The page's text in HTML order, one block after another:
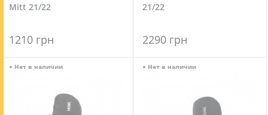
Mitt 21/22
1210 грн
21/22
2290 грн
● Нет в наличии ● Нет в наличии